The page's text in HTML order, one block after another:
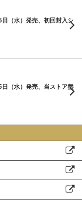
（水）発売、初回封入シ
（水）発売、当ストア盤